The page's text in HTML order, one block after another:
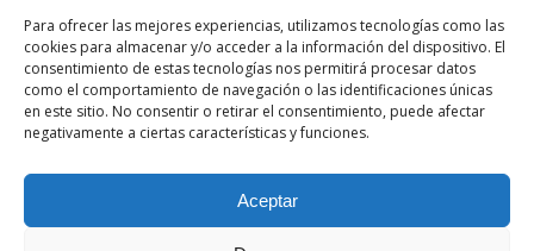
Para ofrecer las mejores experiencias, utilizamos tecnologías como las
cookies para almacenar y/o acceder a la información del dispositivo. El
consentimiento de estas tecnologías nos permitirá procesar datos
como el comportamiento de navegación o las identificaciones únicas
en este sitio. No consentir o retirar el consentimiento, puede afectar
negativamente a ciertas características y funciones.
Aceptar
horizonte de sus pupilas.